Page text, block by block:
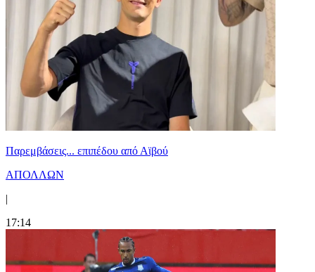
Παρεμβάσεις... επιπέδου από Αϊβού
ΑΠΟΛΛΩΝ
|
17:14